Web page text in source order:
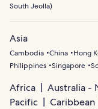
South Jeolla)
Asia
Cambodia China Hong
Philippines Singapore
Africa
Australia -
Pacific
Caribbean